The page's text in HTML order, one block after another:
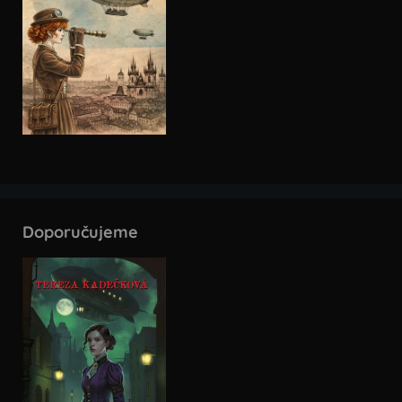
Doporučujeme